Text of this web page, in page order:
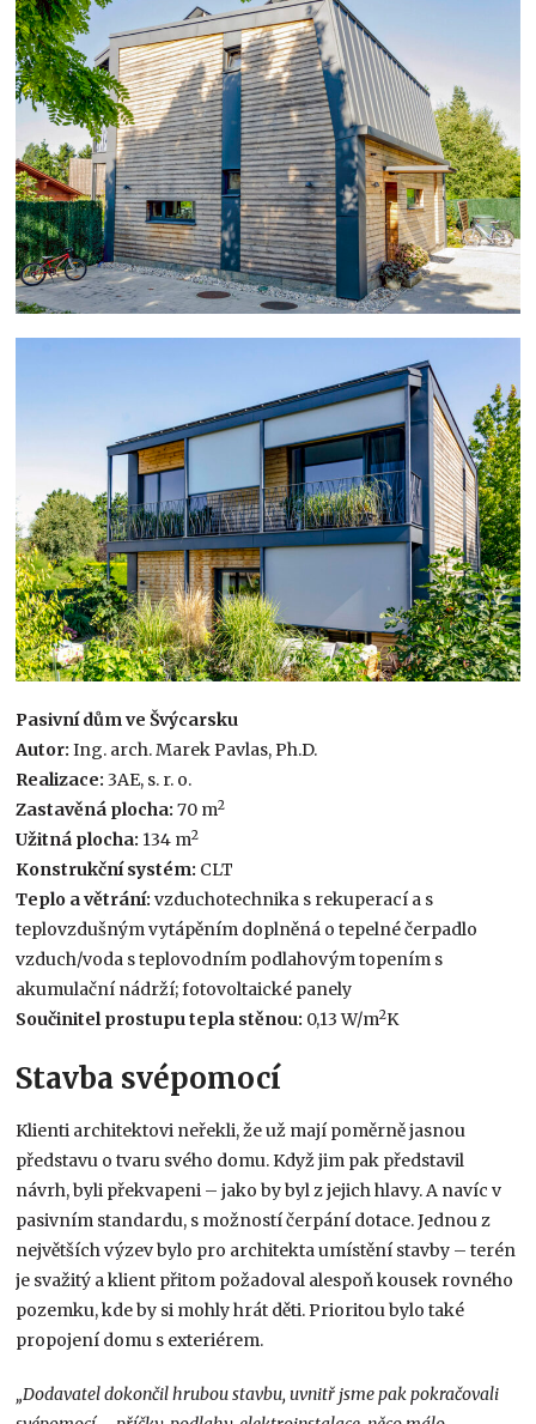
Pasivní dům ve Švýcarsku
Autor: Ing. arch. Marek Pavlas, Ph.D.
Realizace:3AE, s. r. o.
Zastavěná plocha: 70 m2
Užitná plocha: 134 m2
Konstrukční systém: CLT
Teplo a větrání: vzduchotechnika s rekuperací a s
teplovzdušným vytápěním doplněná o tepelné čerpadlo
vzduch/voda s teplovodním podlahovým topením s
akumulační nádrží; fotovoltaické panely
Součinitel prostupu tepla stěnou: 0,13 W/m2K
Stavba svépomocí
Klienti architektovi neřekli, že už mají poměrně jasnou
představu o tvaru svého domu. Když jim pak představil
návrh, byli překvapeni – jako by byl z jejich hlavy. A navíc v
pasivním standardu, s možností čerpání dotace. Jednou z
největších výzev bylo pro architekta umístění stavby – terén
je svažitý a klient přitom požadoval alespoň kousek rovného
pozemku, kde by si mohly hrát děti. Prioritou bylo také
propojení domu s exteriérem.
„Dodavatel dokončil hrubou stavbu, uvnitř jsme pak pokračovali